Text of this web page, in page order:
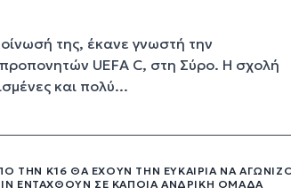
της, έκανε γνωστή την
UEFA C, στη Σύρο. Η σχολή
και πολύ...
ΤΗΝ Κ16 ΘΑ ΈΧΟΥΝ ΤΗΝ ΕΥΚΑΙΡΊΑ ΝΑ
ΕΝΤΑΧΘΟΎΝ ΣΕ ΚΆΠΟΙΑ ΑΝΔΡΙΚΉ ΟΜΆΔΑ